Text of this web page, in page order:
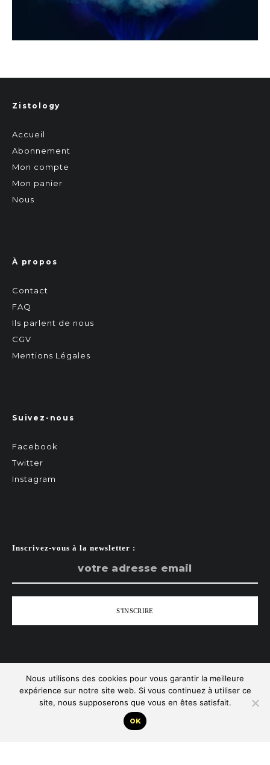
Zistology
Accueil
Abonnement
Mon compte
Mon panier
Nous
À propos
Contact
FAQ
Ils parlent de nous
CGV
Mentions Légales
Suivez-nous
Facebook
Twitter
Instagram
Inscrivez-vous à la newsletter :
Tous droits réservés - Zist
Remonter
Nous utilisons des cookies pour vous garantir la meilleure
expérience sur notre site web. Si vous continuez à utiliser ce
site, nous supposerons que vous en êtes satisfait.
OK